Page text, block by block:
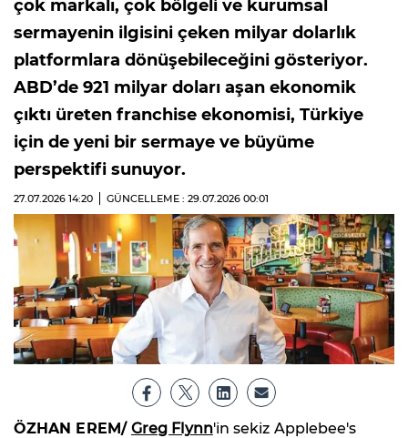
çok markalı, çok bölgeli ve kurumsal
sermayenin ilgisini çeken milyar dolarlık
platformlara dönüşebileceğini gösteriyor.
ABD’de 921 milyar doları aşan ekonomik
çıktı üreten franchise ekonomisi, Türkiye
için de yeni bir sermaye ve büyüme
perspektifi sunuyor.
27.07.2026 14:20 GÜNCELLEME : 29.07.2026 00:01
ÖZHAN EREM/ Greg Flynn'in sekiz Applebee's